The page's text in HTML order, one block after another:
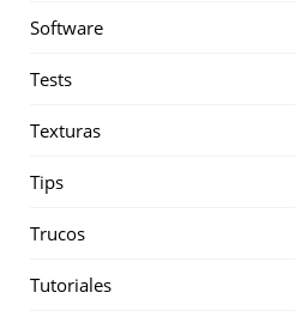
Software
Tests
Texturas
Tips
Trucos
Tutoriales